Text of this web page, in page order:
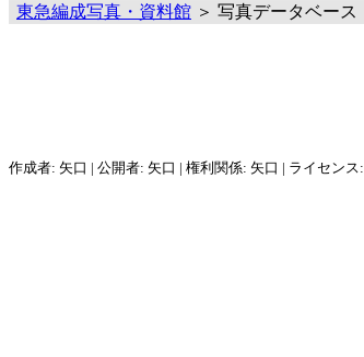
東急編成写真・資料館 ＞ 写真データベース
作成者: 矢口 | 公開者: 矢口 | 権利関係: 矢口 | ライセンス: